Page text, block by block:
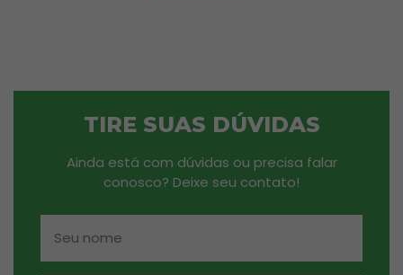
TIRE SUAS DÚVIDAS
Ainda está com dúvidas ou precisa falar
conosco? Deixe seu contato!